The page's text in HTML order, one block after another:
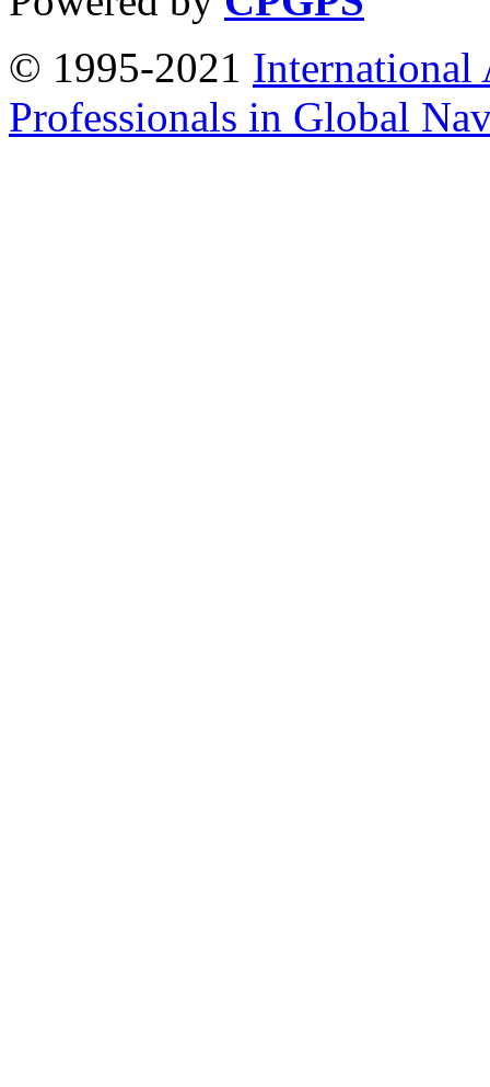
© 1995-2021 International
Professionals in Global